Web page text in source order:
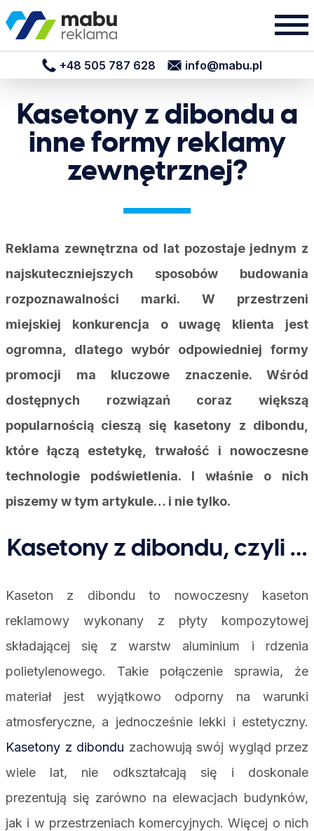
+48 505 787 628 info@mabu.pl
Kasetony z dibondu a
inne formy reklamy
zewnętrznej?
Reklama zewnętrzna od lat pozostaje jednym z
najskuteczniejszych sposobów budowania
rozpoznawalności marki. W przestrzeni
miejskiej konkurencja o uwagę klienta jest
ogromna, dlatego wybór odpowiedniej formy
promocji ma kluczowe znaczenie. Wśród
dostępnych rozwiązań coraz większą
popularnością cieszą się kasetony z dibondu,
które łączą estetykę, trwałość i nowoczesne
technologie podświetlenia. I właśnie o nich
piszemy w tym artykule… i nie tylko.
Kasetony z dibondu, czyli …
Kaseton z dibondu to nowoczesny kaseton
reklamowy wykonany z płyty kompozytowej
składającej się z warstw aluminium i rdzenia
polietylenowego. Takie połączenie sprawia, że
materiał jest wyjątkowo odporny na warunki
atmosferyczne, a jednocześnie lekki i estetyczny.
Kasetony z dibondu zachowują swój wygląd przez
wiele lat, nie odkształcają się i doskonale
prezentują się zarówno na elewacjach budynków,
jak i w przestrzeniach komercyjnych. Więcej o nich